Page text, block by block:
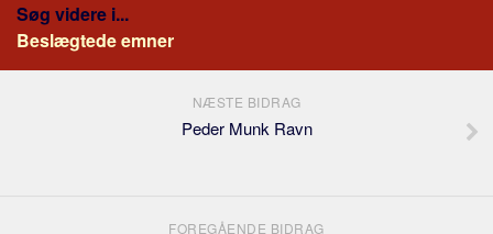
Søg videre i...
Beslægtede emner
NÆSTE BIDRAG
Peder Munk Ravn
FOREGÅENDE BIDRAG